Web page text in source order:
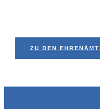
ZU DEN